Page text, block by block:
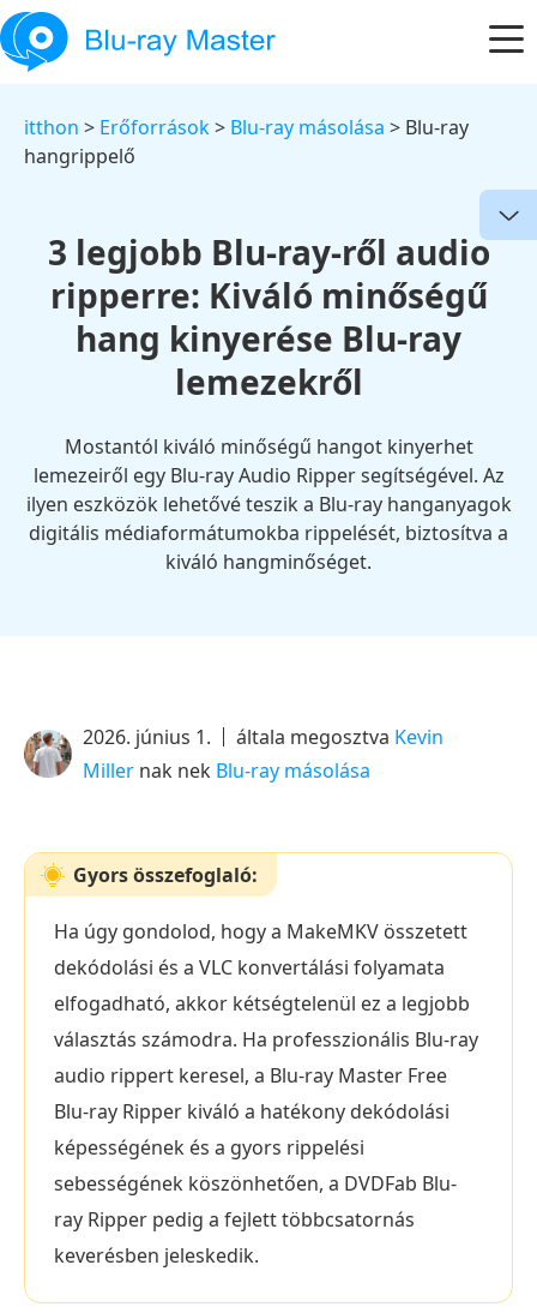
itthon > Erőforrások> Blu-ray másolása > Blu-ray
hangrippelő
3 legjobb Blu-ray-ről audio
ripperre: Kiváló minőségű
hang kinyerése Blu-ray
lemezekről
Mostantól kiváló minőségű hangot kinyerhet
lemezeiről egy Blu-ray Audio Ripper segítségével. Az
ilyen eszközök lehetővé teszik a Blu-ray hanganyagok
digitális médiaformátumokba rippelését, biztosítva a
kiváló hangminőséget.
2026. június 1. általa megosztva Kevin
Miller nak nek Blu-ray másolása
Gyors összefoglaló:
Ha úgy gondolod, hogy a MakeMKV összetett
dekódolási és a VLC konvertálási folyamata
elfogadható, akkor kétségtelenül ez a legjobb
választás számodra. Ha professzionális Blu-ray
audio rippert keresel, a Blu-ray Master Free
Blu-ray Ripper kiváló a hatékony dekódolási
képességének és a gyors rippelési
sebességének köszönhetően, a DVDFab Blu-
ray Ripper pedig a fejlett többcsatornás
keverésben jeleskedik.